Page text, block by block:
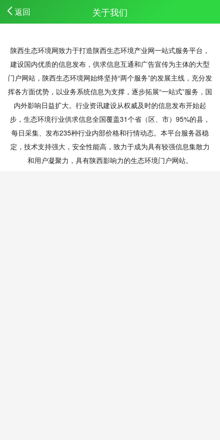
返回 关于我们
陕西生态环境网致力于打造陕西生态环境产业网一站式服务平台，
建设国内优质的信息发布，供求信息互通和广告宣传为主体的大型
门户网站，陕西生态环境网始终坚持“两个服务”的发展主线，充分发
挥各方面优势，以业务系统信息为支撑，逐步拓展“一站式”服务，国
内外影响日益扩大。行业资讯建设从权威及时的信息发布开始起
步，生态环境行业供求信息全国覆盖31个省（区、市）95%的县，
每日采集、发布235种行业内部价格和行情动态。本平台服务器稳
定，技术支持强大，安全性能高，致力于成为具有较强信息集散力
和用户凝聚力，具有陕西影响力的生态环境门户网站。